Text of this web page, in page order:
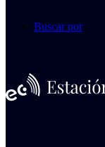
Buscar por